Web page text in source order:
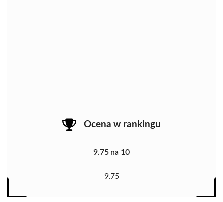
Ocena w rankingu
9.75 na 10
9.75